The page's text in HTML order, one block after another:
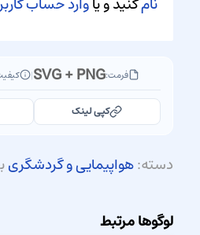
فرمت:SVG + PNG
|
کپی لینک
دسته:هواپیمایی و گردشگری
لوگوها مرتبط